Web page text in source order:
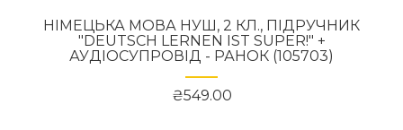
НІМЕЦЬКА МОВА НУШ, 2 КЛ., ПІДРУЧНИК
"DEUTSCH LERNEN IST SUPER!" +
АУДІОСУПРОВІД - РАНОК (105703)
₴549.00